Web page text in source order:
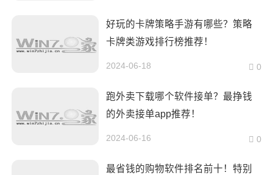
好玩的卡牌策略手游有哪些？策略
卡牌类游戏排行榜推荐！
2024-06-18 0
跑外卖下载哪个软件接单？最挣钱
的外卖接单app推荐！
2024-06-16 0
最省钱的购物软件排名前十！特别